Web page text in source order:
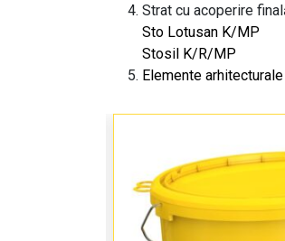
Strat cu acoperire
Sto Lotusan K/MP
Stosil K/R/MP
Elemente